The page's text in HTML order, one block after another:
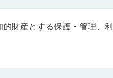
財産とする保護・管理、